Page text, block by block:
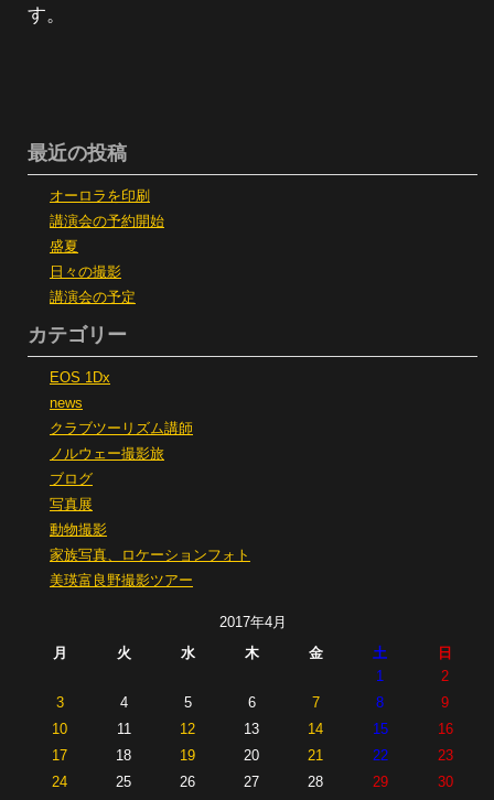
す。
最近の投稿
オーロラを印刷
講演会の予約開始
盛夏
日々の撮影
講演会の予定
カテゴリー
EOS 1Dx
news
クラブツーリズム講師
ノルウェー撮影旅
ブログ
写真展
動物撮影
家族写真、ロケーションフォト
美瑛富良野撮影ツアー
2017年4月
月
火 水 木 金 土 日
1
2
3
4 5 6 7 8
9
10
11 12 13 14 15
16
17
18 19 20 21 22
23
24
25 26 27 28 29 30